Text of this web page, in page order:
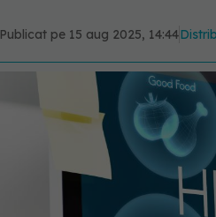
Publicat pe 15 aug 2025, 14:44